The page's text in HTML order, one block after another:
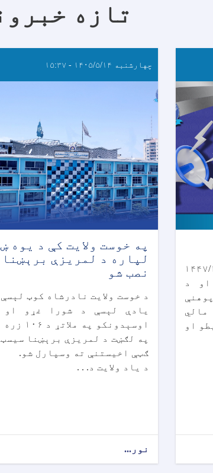
تازه
د ۱۴۴۷/۱۲/۲۷
او د
وزارت په پام کې لري چې د ۱۴۰۵ مالي
او
چهارشنبه ۱۴۰۵/۵/۱۴ - ۱۵:۳۷
په خوست ولایت کې د یوه
لپاره د لمریزې
نصب شو
د خوست ولایت نادرشاه کوټ
یادې لېسې د شورا غړو او
اوسېدونکو
په لګښت د لمریزې برېښنا
ګټې اخیستنې ته وسپارل شو.
د یاد ولایت د. . .
نور...